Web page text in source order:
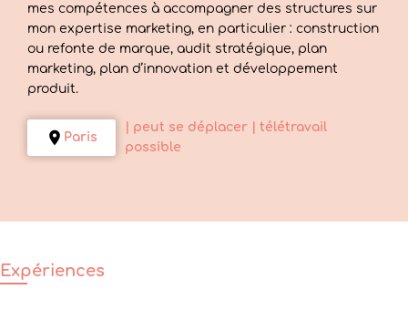
mes compétences à accompagner des structures sur
mon expertise marketing, en particulier : construction
ou refonte de marque, audit stratégique, plan
marketing, plan d’innovation et développement
produit.
Paris
| peut se déplacer | télétravail
possible
Expériences